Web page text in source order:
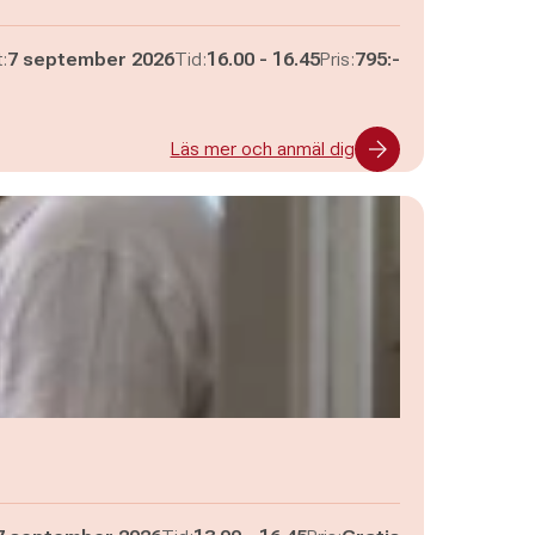
7 september 2026Tid:Pågår mellan
16.00 - och
16.45Pris:795:-
Läs mer och anmäl dig